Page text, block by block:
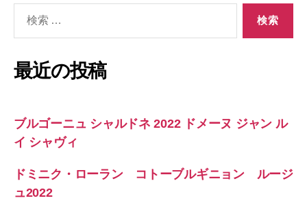
象:
最近の投稿
ブルゴーニュ シャルドネ 2022 ドメーヌ ジャン ル
イ シャヴィ
ドミニク・ローラン コトーブルギニョン ルージ
ュ2022